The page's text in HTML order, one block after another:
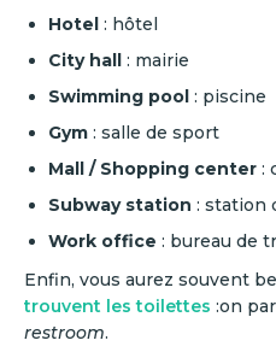
Hotel : hôtel
City hall : mairie
Swimming pool : piscine
Gym : salle de sport
Mall / Shopping center :
Subway station : station
Work office : bureau de
Enfin, vous aurez souvent
trouvent les toilettes :on
restroom.